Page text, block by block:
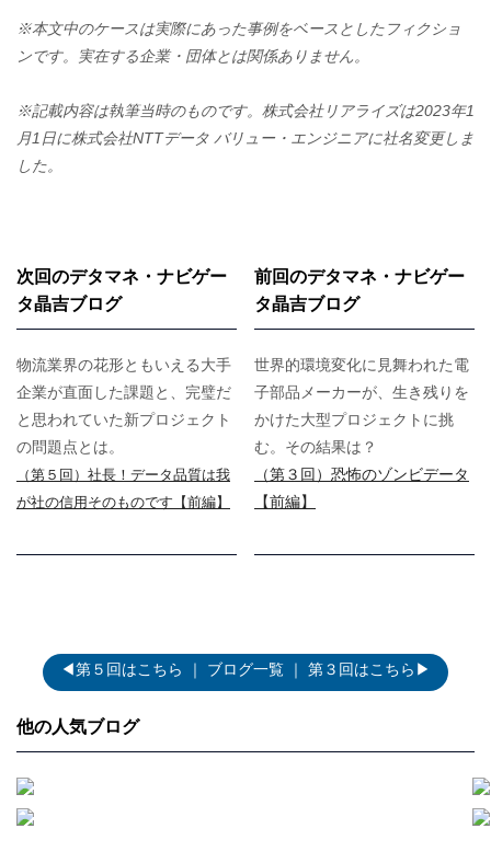
※本文中のケースは実際にあった事例をベースとしたフィクショ
ンです。実在する企業・団体とは関係ありません。
※記載内容は執筆当時のものです。株式会社リアライズは2023年1
月1日に株式会社NTTデータ バリュー・エンジニアに社名変更しま
した。
次回のデタマネ・ナビゲー
タ晶吉ブログ
物流業界の花形ともいえる大手
企業が直面した課題と、完璧だ
と思われていた新プロジェクト
の問題点とは。
（第５回）社長！データ品質は我
が社の信用そのものです【前編】
前回のデタマネ・ナビゲー
タ晶吉ブログ
世界的環境変化に見舞われた電
子部品メーカーが、生き残りを
かけた大型プロジェクトに挑
む。その結果は？
（第３回）恐怖のゾンビデータ
【前編】
◀第５回はこちら ｜ ブログ一覧 ｜ 第３回はこちら▶
他の人気ブログ